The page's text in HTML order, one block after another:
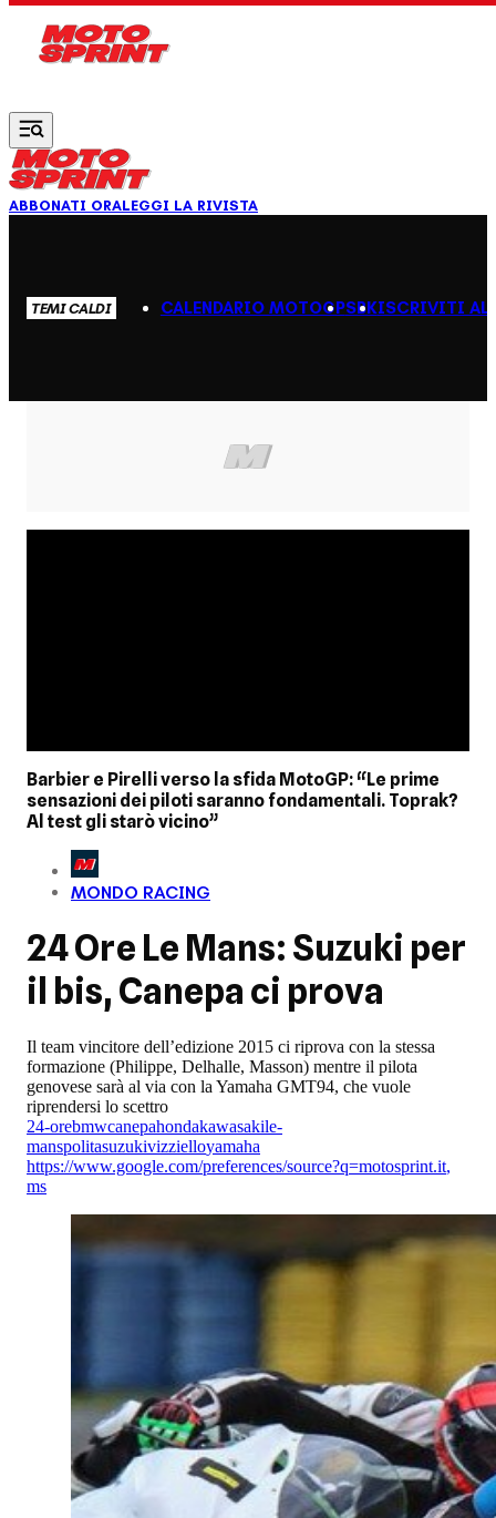
ABBONATI ORALEGGI LA RIVISTA
TEMI CALDI CALENDARIO MOTOGPSBKISCRIVITI AL
Barbier e Pirelli verso la sfida MotoGP: “Le prime
sensazioni dei piloti saranno fondamentali. Toprak?
Al test gli starò vicino”
MONDO RACING
24 Ore Le Mans: Suzuki per
il bis, Canepa ci prova
Il team vincitore dell’edizione 2015 ci riprova con la stessa
formazione (Philippe, Delhalle, Masson) mentre il pilota
genovese sarà al via con la Yamaha GMT94, che vuole
riprendersi lo scettro
24-orebmwcanepahondakawasakile-
manspolitasuzukivizzielloyamaha
https://www.google.com/preferences/source?q=motosprint.it,
ms